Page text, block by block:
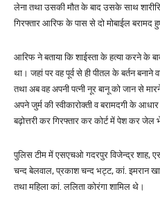
लेना तथा उसकी मौत के बाद उसके साथ
गिरफ्तार आरिफ के पास से दो मोबाईल बरामद
आरिफ ने बताया कि शाईस्ता के हत्या करने के
था। जहां पर वह पूर्व से ही पीतल के बर्तन
तथा अब वह अपनी पत्नी नूर बानू को जान से
अपने जुर्म की स्वीकारोक्ती व बरामदगी के
बढ़ोत्तरी कर गिरफ्तार कर कोर्ट में पेश कर जेल
पुलिस टीम में एसएचओ गदरपुर विजेन्द्र शाह,
चन्द बेलवाल, प्रकाश चन्द भट्ट, कां. इमरान
तथा महिला कां. ललिता कोरंगा शामिल थे।